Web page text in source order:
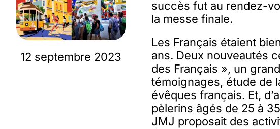
12 septembre 2023
succès fut au rendez-
la messe finale.
Les Français étaient
ans. Deux nouveautés
des Français », un grand
témoignages, étude de
évêques français. Et,
pèlerins âgés de 25 à
JMJ proposait des